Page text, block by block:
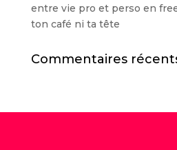
entre vie pro et perso en
ton café ni ta tête
Commentaires